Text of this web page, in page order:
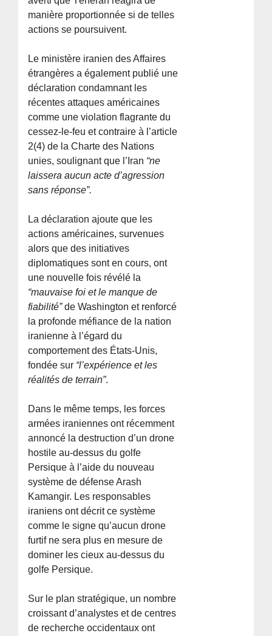
manière proportionnée si de telles
actions se poursuivent.
Le ministère iranien des Affaires
étrangères a également publié une
déclaration condamnant les
récentes attaques américaines
comme une violation flagrante du
cessez-le-feu et contraire à l’article
2(4) de la Charte des Nations
unies, soulignant que l’Iran “ne
laissera aucun acte d’agression
sans réponse”.
La déclaration ajoute que les
actions américaines, survenues
alors que des initiatives
diplomatiques sont en cours, ont
une nouvelle fois révélé la
“mauvaise foi et le manque de
fiabilité”de Washington et renforcé
la profonde méfiance de la nation
iranienne à l’égard du
comportement des États-Unis,
fondée sur “l’expérience et les
réalités de terrain”.
Dans le même temps, les forces
armées iraniennes ont récemment
annoncé la destruction d’un drone
hostile au-dessus du golfe
Persique à l’aide du nouveau
système de défense Arash
Kamangir. Les responsables
iraniens ont décrit ce système
comme le signe qu’aucun drone
furtif ne sera plus en mesure de
dominer les cieux au-dessus du
golfe Persique.
Sur le plan stratégique, un nombre
croissant d’analystes et de centres
de recherche occidentaux ont